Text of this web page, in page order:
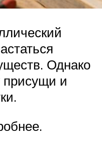
Однако
присущи и